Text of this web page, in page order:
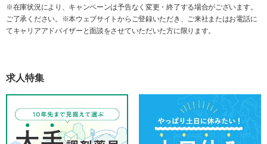
※在庫状況により、キャンペーンは予告なく変更・終了する場合がございます。
ご了承ください。※本ウェブサイトからご登録いただき、ご来社またはお電話に
てキャリアアドバイザーと面談をさせていただいた方に限ります。
求人特集